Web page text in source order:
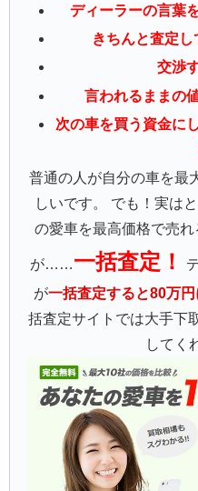
ディーラーの言葉
きちんと査定
交渉
言われるままの
次の車を買う資金に
普通の人が自分の車を最
しいです。 でも！実は
の愛車を最高価格で売
が……一括査定！
が一括査定すると80万円
括査定サイトでは大手下
してく